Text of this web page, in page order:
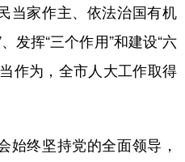
当家作主、依法治国有机
发挥“三个作用”和建设“六
作为，全市人大工作取得
终坚持党的全面领导，